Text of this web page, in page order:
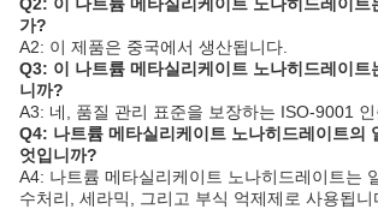
가?
A2: 이 제품은 중국에서 생산됩니다.
Q3: 이 나트륨 메타실리케이트 노나히드레이트
니까?
A3: 네, 품질 관리 표준을 보장하는 ISO-9001 인
Q4: 나트륨 메타실리케이트 노나히드레이트의
엇입니까?
A4: 나트륨 메타실리케이트 노나히드레이트는
수처리, 세라믹, 그리고 부식 억제제로 사용됩니